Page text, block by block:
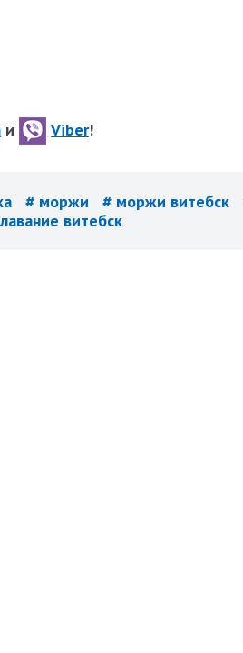
и Viber!
# моржи # моржи витебск
витебск